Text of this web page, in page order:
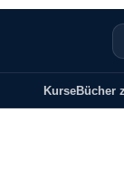
KurseBücher